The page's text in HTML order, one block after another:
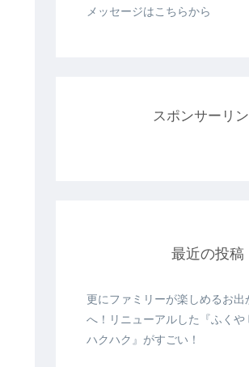
メッセージはこちらから
スポンサーリ
最近の投稿
更にファミリーが楽しめるお出
へ！リニューアルした『ふくや
ハクハク』がすごい！